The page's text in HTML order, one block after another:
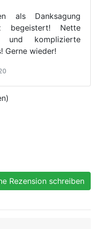
als Danksagung
Nette
und komplizierte
Gerne wieder!
Rezension schreiben